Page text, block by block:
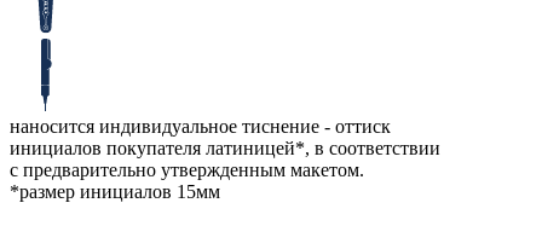
наносится индивидуальное тиснение - оттиск
инициалов покупателя латиницей*, в соответствии
с предварительно утвержденным макетом.
*размер инициалов 15мм